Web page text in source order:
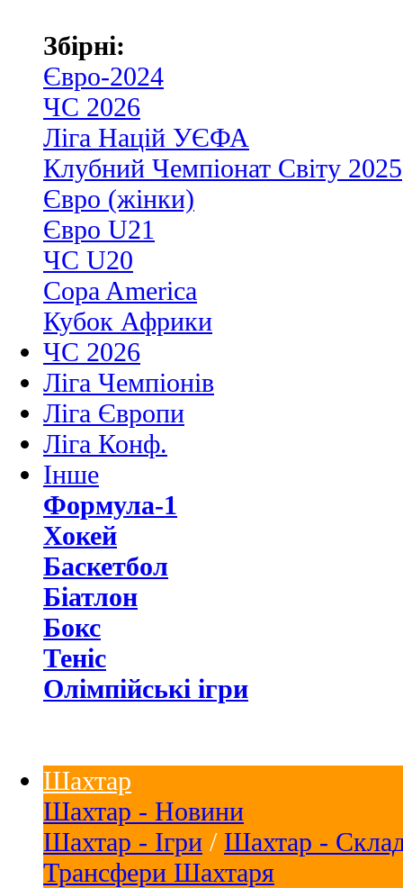
Збірні:
Євро-2024
ЧС 2026
Ліга Націй УЄФА
Клубний Чемпіонат Світу 2025
Євро (жінки)
Євро U21
ЧС U20
Copa America
Кубок Африки
ЧС 2026
Ліга Чемпіонів
Ліга Європи
Ліга Конф.
Інше
Формула-1
Хокей
Баскетбол
Біатлон
Бокс
Теніс
Олімпійські ігри
Шахтар
Шахтар - Новини
Шахтар - Ігри / Шахтар -
Трансфери Шахтаря